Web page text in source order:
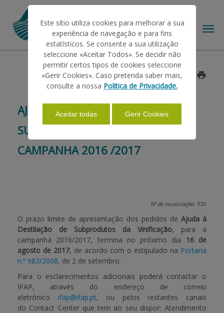
AJUDAS/APOIOS
INFORMAÇÕES
APOIO AO BENEFICIÁRIO
Entrar / Registar
AJUDA À DESTILAÇÃO DE
SUBPRODUTOS DA VINIFICAÇÃO -
CAMPANHA 2016 /2017
Data: 2017/08/03
Nº de visualizações: 920
O prazo limite de apresentação dos pedidos de Ajuda à
Destilação de Subprodutos da Vinificação, para a
campanha 2016/2017, termina no próximo dia 16 de
agosto de 2017, de acordo com o estipulado na Portaria
n.º 983/2008, de 2 de setembro.
Para o esclarecimentos adicionais poderá contactar o
IFAP, através do endereço de correio
eletrónico ifap@ifap.pt, ou pelos restantes canais
do Contact Centerque tem ao seu dispor: Atendimento
Este sítio utiliza cookies para melhorar a sua
experiência de navegação e para fins
estatísticos. Se consente a sua utilização
seleccione «Aceitar Todos». Se decidir não
permitir certos tipos de cookies seleccione
«Gerir Cookies». Caso pretenda saber mais,
consulte a nossa Politica de Privacidade.
Aceitar todas Gerir Cookies